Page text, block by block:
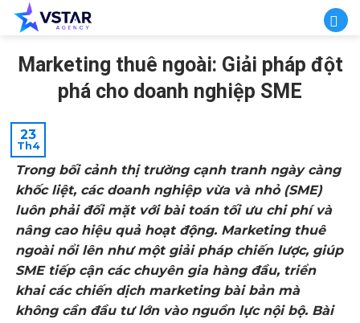
Skip
Marketing thuê ngoài: Giải pháp đột
phá cho doanh nghiệp SME
23
Th4
Trong bối cảnh thị trường cạnh tranh ngày càng
khốc liệt, các doanh nghiệp vừa và nhỏ (SME)
luôn phải đối mặt với bài toán tối ưu chi phí và
nâng cao hiệu quả hoạt động. Marketing thuê
ngoài nổi lên như một giải pháp chiến lược, giúp
SME tiếp cận các chuyên gia hàng đầu, triển
khai các chiến dịch marketing bài bản mà
không cần đầu tư lớn vào nguồn lực nội bộ. Bài